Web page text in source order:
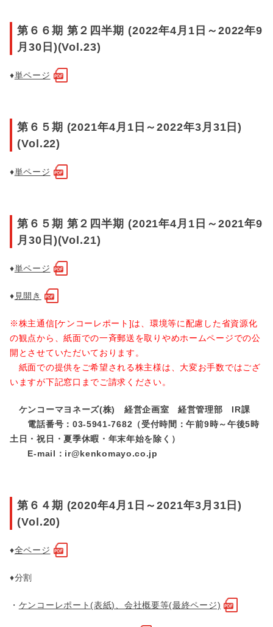
第６６期 第２四半期 (2022年4月1日～2022年9
月30日)(Vol.23)
♦単ページ
第６５期 (2021年4月1日～2022年3月31日)
(Vol.22)
♦単ページ
第６５期 第２四半期 (2021年4月1日～2021年9
月30日)(Vol.21)
♦単ページ
♦ 見開き
※株主通信[ケンコーレポート]は、環境等に配慮した省資源化
の観点から、紙面での一斉郵送を取りやめホームページでの公
開とさせていただいております。
紙面での提供をご希望される株主様は、大変お手数ではござ
いますが下記窓口までご請求ください。
ケンコーマヨネーズ(株) 経営企画室 経営管理部 IR課
電話番号：03-5941-7682（受付時間：午前9時～午後5時
土日・祝日・夏季休暇・年末年始を除く）
E-mail：ir@kenkomayo.co.jp
第６４期 (2020年4月1日～2021年3月31日)
(Vol.20)
♦全ページ
♦分割
・ ケンコーレポート(表紙)、会社概要等(最終ページ)